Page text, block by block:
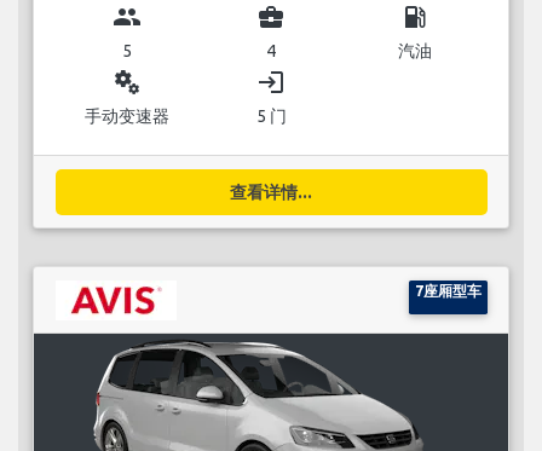
group
5
business_center
4
local_gas_station
汽油
miscellaneous_services
手动变速器
login
5 门
查看详情...
7座厢型车